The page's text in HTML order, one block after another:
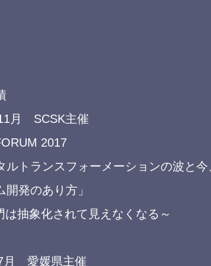
月 SCSK主催
2017
ルトランスフォーメーションの波と
開発のあり方」
は抽象化されて見えなくなる～
月 愛媛県主催